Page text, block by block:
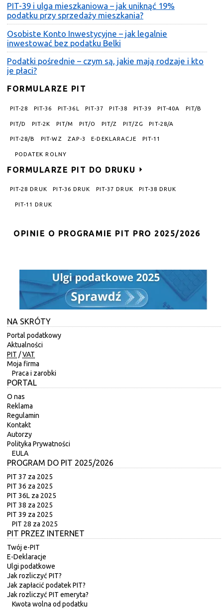
PIT-39 i ulga mieszkaniowa – jak uniknąć 19%
podatku przy sprzedaży mieszkania?
Osobiste Konto Inwestycyjne – jak legalnie
inwestować bez podatku Belki
Podatki pośrednie – czym są, jakie mają rodzaje i kto
je płaci?
FORMULARZE PIT
PIT-28 PIT-36 PIT-36L PIT-37 PIT-38 PIT-39 PIT-40A PIT/B
PIT/D PIT-2K PIT/M PIT/O PIT/Z PIT/ZG PIT-28/A
PIT-28/B PIT-WZ ZAP-3 E-DEKLARACJE PIT-11
PODATEK ROLNY
FORMULARZE PIT DO DRUKU
PIT-28 DRUK PIT-36 DRUK PIT-37 DRUK PIT-38 DRUK
PIT-11 DRUK
OPINIE O PROGRAMIE PIT PRO 2025/2026
NA SKRÓTY
Portal podatkowy
Aktualności
PIT /VAT
Moja firma
Praca i zarobki
PORTAL
O nas
Reklama
Regulamin
Kontakt
Autorzy
Polityka Prywatności
EULA
PROGRAM DO PIT 2025/2026
PIT 37 za 2025
PIT 36 za 2025
PIT 36L za 2025
PIT 38 za 2025
PIT 39 za 2025
PIT 28 za 2025
PIT PRZEZ INTERNET
Twój e-PIT
E-Deklaracje
Ulgi podatkowe
Jak rozliczyć PIT?
Jak zapłacić podatek PIT?
Jak rozliczyć PIT emeryta?
Kwota wolna od podatku